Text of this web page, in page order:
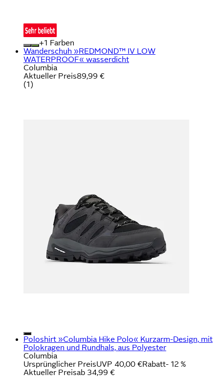
+
Farben
Wanderschuh »REDMOND™ IV LOW
WATERPROOF« wasserdicht
Columbia
Aktueller Preis89,99 €
(1)
Poloshirt »Columbia Hike Polo« Kurzarm-Design, mit
Polokragen und Rundhals, aus Polyester
Columbia
Ursprünglicher PreisUVP 40,00 €Rabatt- 12 %
Aktueller Preisab 34,99 €